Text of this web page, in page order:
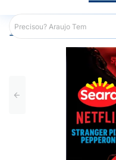
Araujo Mercado